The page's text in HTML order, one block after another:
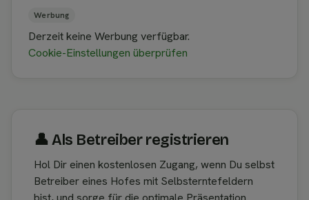
Werbung
Derzeit keine Werbung verfügbar.
Cookie-Einstellungen überprüfen
👤︎ Als Betreiber registrieren
Hol Dir einen kostenlosen Zugang, wenn Du selbst
Betreiber eines Hofes mit Selbsterntefeldern